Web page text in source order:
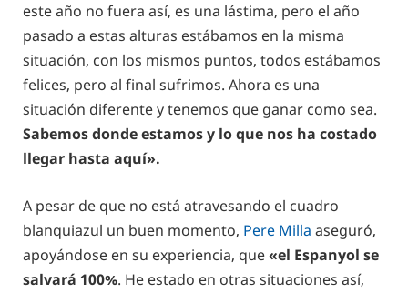
este año no fuera así, es una lástima, pero el año
pasado a estas alturas estábamos en la misma
situación, con los mismos puntos, todos estábamos
felices, pero al final sufrimos. Ahora es una
situación diferente y tenemos que ganar como sea.
Sabemos donde estamos y lo que nos ha costado
llegar hasta aquí».
A pesar de que no está atravesando el cuadro
blanquiazul un buen momento, Pere Milla aseguró,
apoyándose en su experiencia, que«el Espanyol se
salvará 100%. He estado en otras situaciones así,